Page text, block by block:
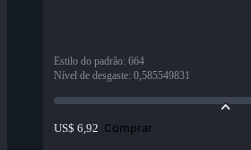
Estilo do padrão: 664
Nível de desgaste: 0,585549831
US$ 6,92 Comprar